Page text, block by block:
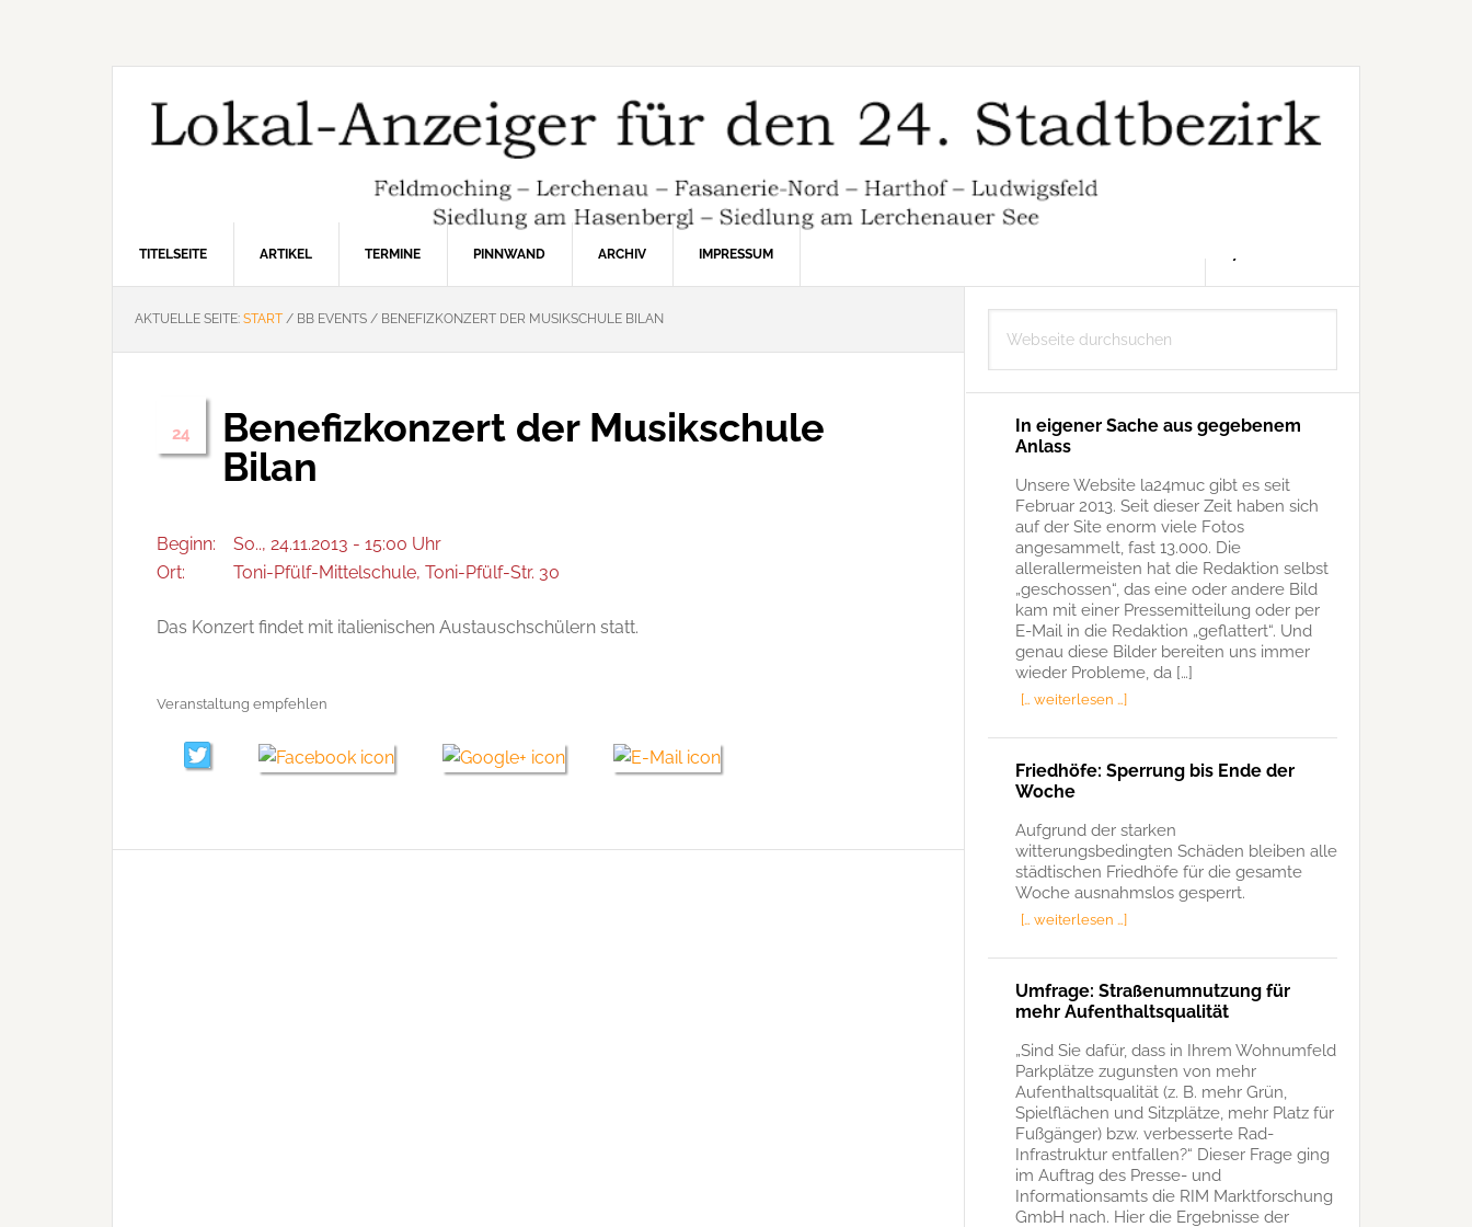
TITELSEITE ARTIKEL TERMINE PINNWAND ARCHIV IMPRESSUM
AKTUELLE SEITE: START / BB EVENTS / BENEFIZKONZERT DER MUSIKSCHULE BILAN
24
Benefizkonzert der Musikschule
Bilan
Beginn:
So.., 24.11.2013 - 15:00 Uhr
Ort:
Toni-Pfülf-Mittelschule, Toni-Pfülf-Str. 30
Das Konzert findet mit italienischen Austauschschülern statt.
Veranstaltung empfehlen
Seitenspalte
durchsuchen
In eigener Sache aus gegebenem
Anlass
Unsere Website la24muc gibt es seit
Februar 2013. Seit dieser Zeit haben sich
auf der Site enorm viele Fotos
angesammelt, fast 13.000. Die
allerallermeisten hat die Redaktion selbst
„geschossen“, das eine oder andere Bild
kam mit einer Pressemitteilung oder per
E-Mail in die Redaktion „geflattert“. Und
genau diese Bilder bereiten uns immer
wieder Probleme, da […]
[… weiterlesen …]
Friedhöfe: Sperrung bis Ende der
Woche
Aufgrund der starken
witterungsbedingten Schäden bleiben alle
städtischen Friedhöfe für die gesamte
Woche ausnahmslos gesperrt.
[… weiterlesen …]
Umfrage: Straßenumnutzung für
mehr Aufenthaltsqualität
„Sind Sie dafür, dass in Ihrem Wohnumfeld
Parkplätze zugunsten von mehr
Aufenthaltsqualität (z. B. mehr Grün,
Spielflächen und Sitzplätze, mehr Platz für
Fußgänger) bzw. verbesserte Rad-
Infrastruktur entfallen?“ Dieser Frage ging
im Auftrag des Presse- und
Informationsamts die RIM Marktforschung
GmbH nach. Hier die Ergebnisse der